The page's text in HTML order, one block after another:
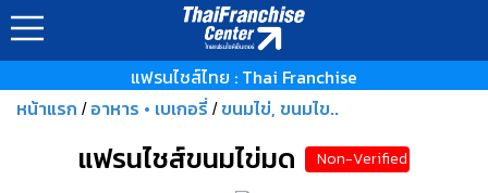
แฟรนไชส์ไทย : Thai Franchise
หน้าแรก / อาหาร • เบเกอรี่ / ขนมไข่, ขนมไข..
แฟรนไชส์ขนมไข่มด Non-Verified